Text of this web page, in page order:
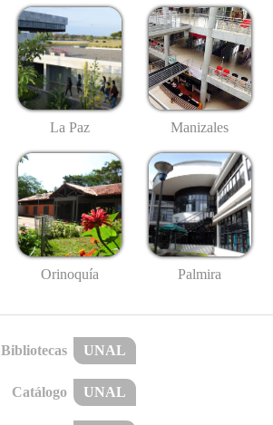
La Paz Manizales
Orinoquía Palmira
Bibliotecas UNAL
Catálogo UNAL